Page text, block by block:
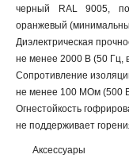
черный RAL 9005,
оранжевый
Диэлектрическая
не менее 2000 В (50 Гц,
Сопротивление
не менее 100 МОм (500
Огнестойкость
не поддерживает
Аксессуары